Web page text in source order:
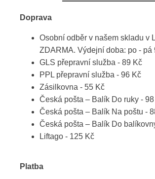
Doprava
Osobní odběr v našem skladu v
ZDARMA. Výdejní doba: po - pá
GLS přepravní služba - 89 Kč
PPL přepravní služba - 96 Kč
Zásilkovna - 55 Kč
Česká pošta – Balík Do ruky -
Česká pošta – Balík Na poštu -
Česká pošta – Balík Do
Liftago - 125 Kč
Platba